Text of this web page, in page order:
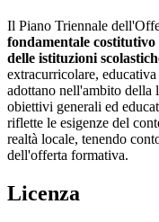
Il Piano Triennale
fondamentale
delle istituzioni
extracurricolare,
adottano nell'ambito della
obiettivi generali ed
riflette le esigenze del
realtà locale, tenendo
dell'offerta formativa.
Licenza